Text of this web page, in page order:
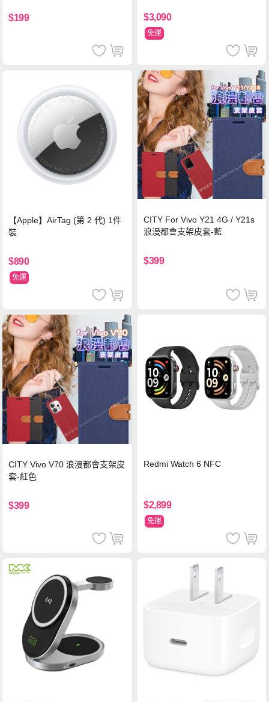
$199 $3,090
免運
【Apple】AirTag (第 2 代) 1件
裝
$890
免運
CITY For Vivo Y21 4G / Y21s
浪漫都會支架皮套-藍
$399
CITY Vivo V70 浪漫都會支架皮
套-紅色
$399
Redmi Watch 6 NFC
$2,899
免運